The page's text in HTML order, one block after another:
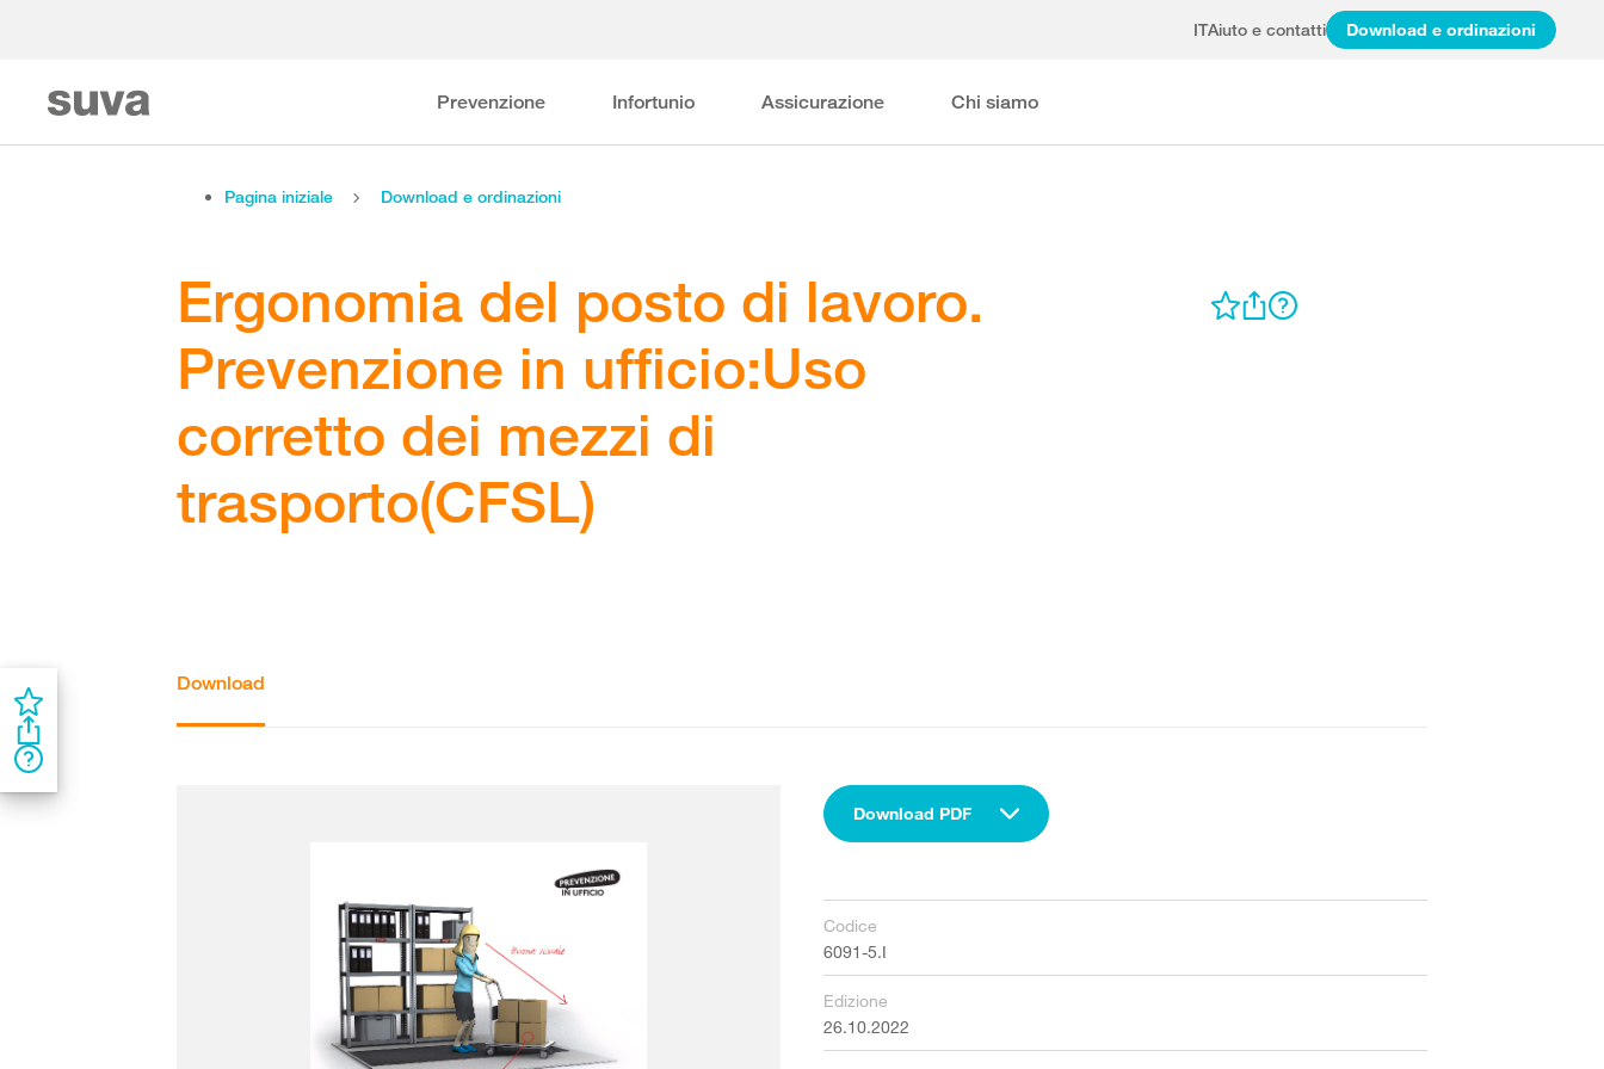
ITAiuto e contatti Download e ordinazioni
Prevenzione Infortunio Assicurazione Chi siamo
Pagina iniziale Download e ordinazioni
Ergonomia del posto di lavoro.
Prevenzione in ufficio:Uso
corretto dei mezzi di
trasporto(CFSL)
Download
Download PDF
Codice
6091-5.I
Edizione
26.10.2022